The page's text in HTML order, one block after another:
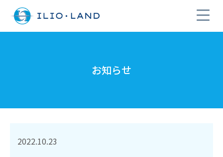
お知らせ
2022.10.23